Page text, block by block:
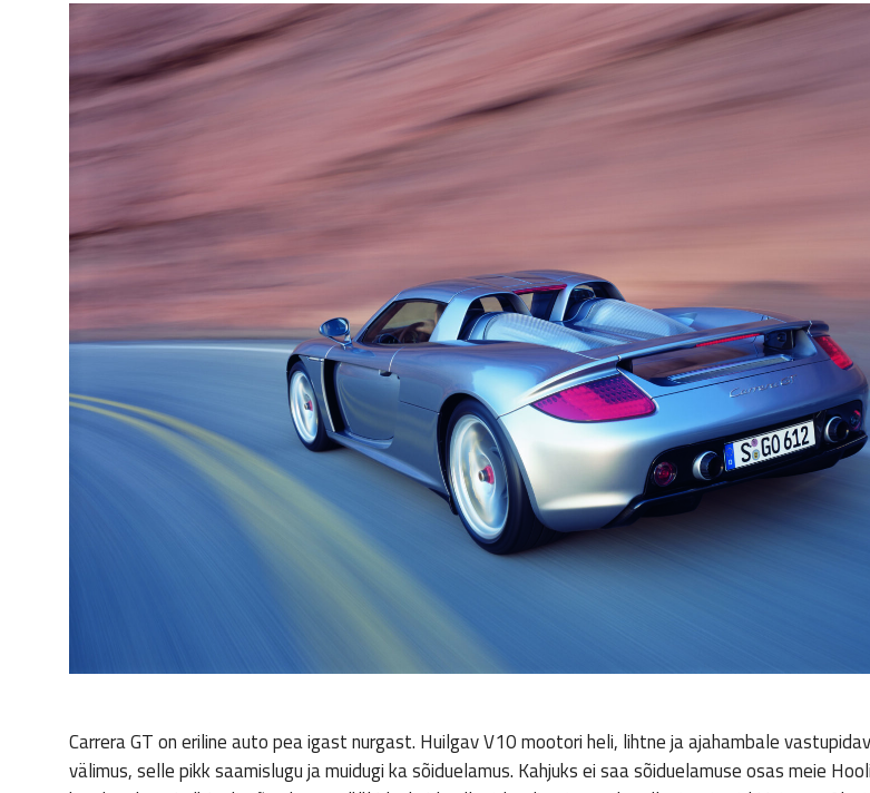
Carrera GT on eriline auto pea igast nurgast. Huilgav V10 mootori heli, lihtne ja ajahambale vastupidav
välimus, selle pikk saamislugu ja muidugi ka sõiduelamus. Kahjuks ei saa sõiduelamuse osas meie